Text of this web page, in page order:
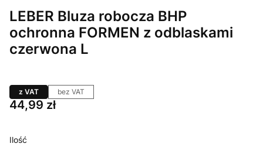
LEBER Bluza robocza BHP
ochronna FORMEN z odblaskami
czerwona L
z VAT bez VAT
Cena
44,99 zł
Ilość